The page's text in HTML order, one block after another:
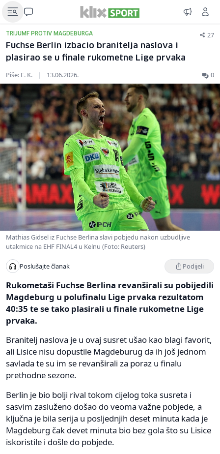
TRIJUMF PROTIV MAGDEBURGA 27
Fuchse Berlin izbacio branitelja naslova i
plasirao se u finale rukometne Lige prvaka
Piše: E. K. | 13.06.2026. 0
Mathias Gidsel iz Fuchse Berlina slavi pobjedu nakon uzbudljive
utakmice na EHF FINAL4 u Kelnu (Foto: Reuters)
Poslušajte članak Podijeli
Rukometaši Fuchse Berlina revanširali su pobijedili
Magdeburg u polufinalu Lige prvaka rezultatom
40:35 te se tako plasirali u finale rukometne Lige
prvaka.
Branitelj naslova je u ovaj susret ušao kao blagi favorit,
ali Lisice nisu dopustile Magdeburug da ih još jednom
savlada te su im se revanširali za poraz u finalu
prethodne sezone.
Berlin je bio bolji rival tokom cijelog toka susreta i
sasvim zasluženo došao do veoma važne pobjede, a
ključna je bila serija u posljednjih deset minuta kada je
Magdeburg čak devet minuta bio bez gola što su Lisice
iskoristile i došle do pobjede.